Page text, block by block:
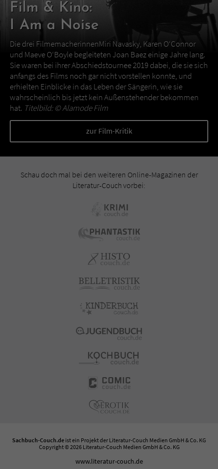
Film & Kino:
I Am a Noise
Die drei FilmemacherinnenMiri Navasky, Karen O‘Connor
und Maeve O‘Boyle begleiteten Joan Baez einige Jahre lang.
Sie waren bei ihrer Abschiedstournee 2019 dabei, die sie sich
anfangs des Films noch gar nicht vorstellen konnte, und
erhielten Einblicke in das Leben der Sängerin, wie sie
wahrscheinlich bis jetzt kein Außenstehender bekommen
hat. Titelbild: ©Alamode Film
zur Film-Kritik
Schau doch mal bei den weiteren Online-Magazinen der
Literatur-Couch vorbei:
Sachbuch-Couch.de ist ein Projekt der Literatur-Couch Medien GmbH & Co. KG
Copyright © 2026 Literatur-Couch Medien GmbH & Co. KG
www.literatur-couch.de